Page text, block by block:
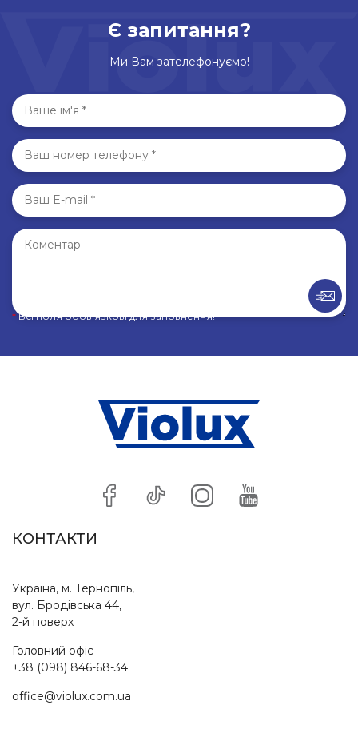
Є запитання?
Ми Вам зателефонуємо!
*Всі поля обов’язкові для заповнення!
КОНТАКТИ
Україна, м. Тернопіль,
вул. Бродівська 44,
2-й поверх
Головний офіс
+38 (098) 846-68-34
office@violux.com.ua